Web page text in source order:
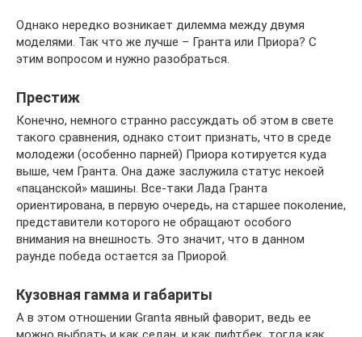
Однако нередко возникает дилемма между двумя
моделями. Так что же лучше – Гранта или Приора? С
этим вопросом и нужно разобраться.
Престиж
Конечно, немного странно рассуждать об этом в свете
такого сравнения, однако стоит признать, что в среде
молодежи (особенно парней) Приора котируется куда
выше, чем Гранта. Она даже заслужила статус некоей
«пацанской» машины. Все-таки Лада Гранта
ориентирована, в первую очередь, на старшее поколение,
представители которого не обращают особого
внимания на внешность. Это значит, что в данном
раунде победа остается за Приорой.
Кузовная гамма и габариты
А в этом отношении Granta явный фаворит, ведь ее